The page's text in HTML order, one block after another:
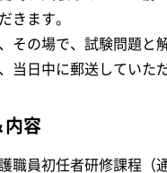
きます。
その場で、試験問題と
当日中に郵送していた
内容
職員初任者研修課程（